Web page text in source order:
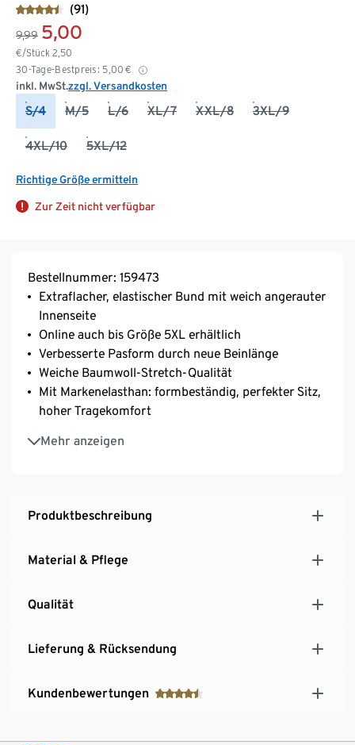
(91)
9,99 5,00
€/Stück 2,50
30-Tage-Bestpreis: 5,00 €
inkl. MwSt.zzgl. Versandkosten
S/4 M/5 L/6 XL/7 XXL/8 3XL/9
4XL/10 5XL/12
Richtige Größe ermitteln
Zur Zeit nicht verfügbar
Bestellnummer: 159473
Extraflacher, elastischer Bund mit weich angerauter
Innenseite
Online auch bis Größe 5XL erhältlich
Verbesserte Pasform durch neue Beinlänge
Weiche Baumwoll-Stretch-Qualität
Mit Markenelasthan: formbeständig, perfekter Sitz,
hoher Tragekomfort
Mehr anzeigen
Vorderer Einsatz doppellagig
Produktbeschreibung
Material & Pflege
Qualität
Lieferung & Rücksendung
Kundenbewertungen